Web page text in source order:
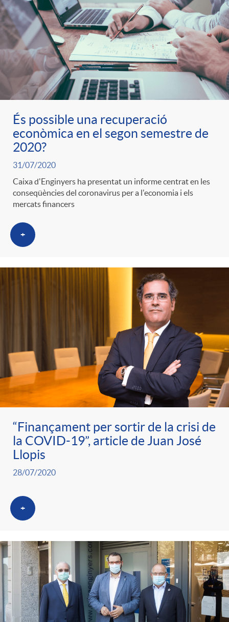
o
C
a
t
e
g
o
r
i
u
t
s
És possible una recuperació
econòmica en el segon semestre de
2020?
31/07/2020
Caixa d'Enginyers ha presentat un informe centrat en les
conseqüències del coronavirus per a l'economia i els
mercats financers
+
“Finançament per sortir de la crisi de
la COVID-19”, article de Juan José
Llopis
28/07/2020
+